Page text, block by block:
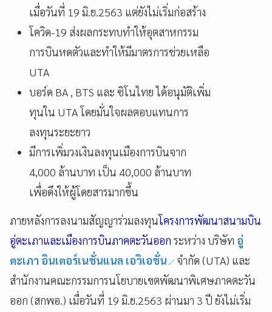
เมื่อวันที่ 19 มิ.ย.2563 แต่ยังไม่เริ่มก่อสร้าง
โควิด-19 ส่งผลกระทบทำให้อุตสาหกรรม
การบินหดตัวและทำให้มีมาตรการช่วยเหลือ
UTA
บอร์ด BA , BTS และ ซิโนไทย ได้อนุมัติเพิ่ม
ทุนใน UTA โดยมั่นใจผลตอบแทนการ
ลงทุนระยะยาว
มีการเพิ่มวงเงินลงทุนเมืองการบินจาก
4,000 ล้านบาท เป็น 40,000 ล้านบาท
เพื่อดึงให้ผู้โดยสารมากขึ้น
ภายหลังการลงนามสัญญาร่วมลงทุนโครงการพัฒนาสนามบิน
อู่ตะเภาและเมืองการบินภาคตะวันออก ระหว่าง บริษัท อู่
ตะเภา อินเตอร์เนชั่นแนล เอวิเอชั่น จำกัด (UTA) และ
สำนักงานคณะกรรมการนโยบายเขตพัฒนาพิเศษภาคตะวัน
ออก (สกพอ.) เมื่อวันที่ 19 มิ.ย.2563 ผ่านมา 3 ปี ยังไม่เริ่ม